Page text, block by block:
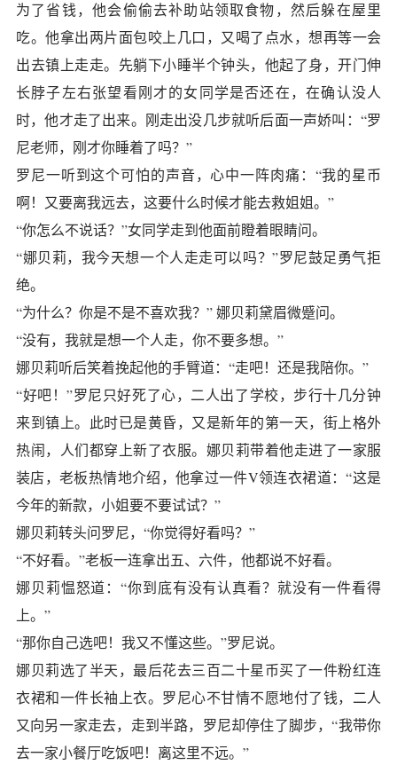
为了省钱，他会偷偷去补助站领取食物，然后躲在屋里
吃。他拿出两片面包咬上几口，又喝了点水，想再等一会
出去镇上走走。先躺下小睡半个钟头，他起了身，开门伸
长脖子左右张望看刚才的女同学是否还在，在确认没人
时，他才走了出来。刚走出没几步就听后面一声娇叫：“罗
尼老师，刚才你睡着了吗？”
罗尼一听到这个可怕的声音，心中一阵肉痛：“我的星币
啊！又要离我远去，这要什么时候才能去救姐姐。”
“你怎么不说话？”女同学走到他面前瞪着眼睛问。
“娜贝莉，我今天想一个人走走可以吗？”罗尼鼓足勇气拒
绝。
“为什么？你是不是不喜欢我？” 娜贝莉黛眉微蹙问。
“没有，我就是想一个人走，你不要多想。”
娜贝莉听后笑着挽起他的手臂道：“走吧！还是我陪你。”
“好吧！”罗尼只好死了心，二人出了学校，步行十几分钟
来到镇上。此时已是黄昏，又是新年的第一天，街上格外
热闹，人们都穿上新了衣服。娜贝莉带着他走进了一家服
装店，老板热情地介绍，他拿过一件V领连衣裙道：“这是
今年的新款，小姐要不要试试？”
娜贝莉转头问罗尼，“你觉得好看吗？”
“不好看。”老板一连拿出五、六件，他都说不好看。
娜贝莉愠怒道：“你到底有没有认真看？就没有一件看得
上。”
“那你自己选吧！我又不懂这些。”罗尼说。
娜贝莉选了半天，最后花去三百二十星币买了一件粉红连
衣裙和一件长袖上衣。罗尼心不甘情不愿地付了钱，二人
又向另一家走去，走到半路，罗尼却停住了脚步，“我带你
去一家小餐厅吃饭吧！离这里不远。”